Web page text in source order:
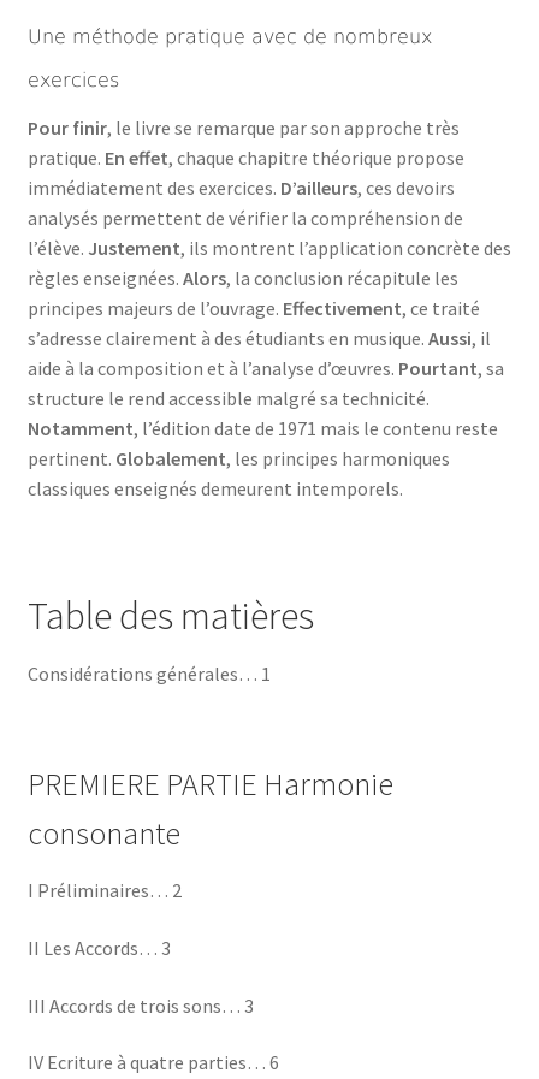
Une méthode pratique avec de nombreux
exercices
Pour finir, le livre se remarque par son approche très
pratique. En effet, chaque chapitre théorique propose
immédiatement des exercices. D’ailleurs, ces devoirs
analysés permettent de vérifier la compréhension de
l’élève. Justement, ils montrent l’application concrète des
règles enseignées. Alors, la conclusion récapitule les
principes majeurs de l’ouvrage. Effectivement, ce traité
s’adresse clairement à des étudiants en musique. Aussi, il
aide à la composition et à l’analyse d’œuvres. Pourtant, sa
structure le rend accessible malgré sa technicité.
Notamment, l’édition date de 1971 mais le contenu reste
pertinent. Globalement, les principes harmoniques
classiques enseignés demeurent intemporels.
Table des matières
Considérations générales… 1
PREMIERE PARTIE Harmonie
consonante
I Préliminaires… 2
II Les Accords… 3
III Accords de trois sons… 3
IV Ecriture à quatre parties… 6